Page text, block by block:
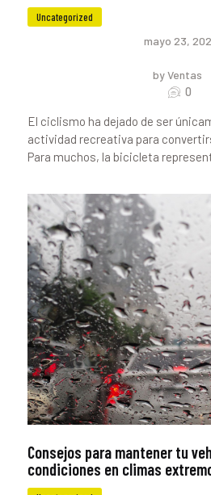
Uncategorized
mayo 23,
by Ventas
0
El ciclismo ha dejado de ser
actividad recreativa para
Para muchos, la bicicleta
Consejos para mantener tu
condiciones en climas